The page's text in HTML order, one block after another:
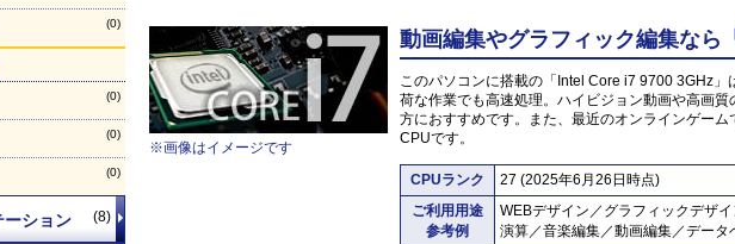
(0)
(0)
(0)
(0)
(8)
※画像はイメージです
動画編集やグラフィック編集なら
このパソコンに搭載の「Intel Core i7 9700 3GHz
荷な作業でも高速処理。ハイビジョン動画や高画
方におすすめです。また、最近のオンラインゲー
CPUです。
CPUランク
27 (2025年6月26日時点)
ご利用用途
参考例
WEBデザイン／グラフィックデザ
演算／音楽編集／動画編集／デー